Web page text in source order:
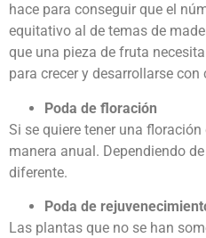
hace para conseguir que el
equitativo al de temas de
que una pieza de fruta
para crecer y desarrollarse con
Poda de floración
Si se quiere tener una
manera anual. Dependiendo
diferente.
Poda de
Las plantas que no se han